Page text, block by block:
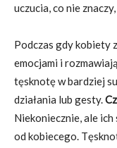
uczucia, co nie
Podczas gdy kobiety
emocjami i
tęsknotę w bardziej
działania lub gesty.
Niekoniecznie, ale
od kobiecego.